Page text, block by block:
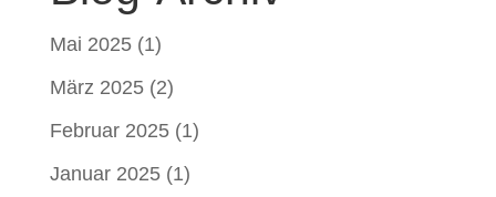
Mai 2025(1)
März 2025(2)
Februar 2025(1)
Januar 2025(1)